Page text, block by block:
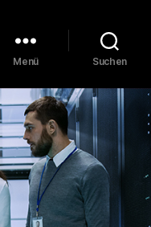
Menü Suchen